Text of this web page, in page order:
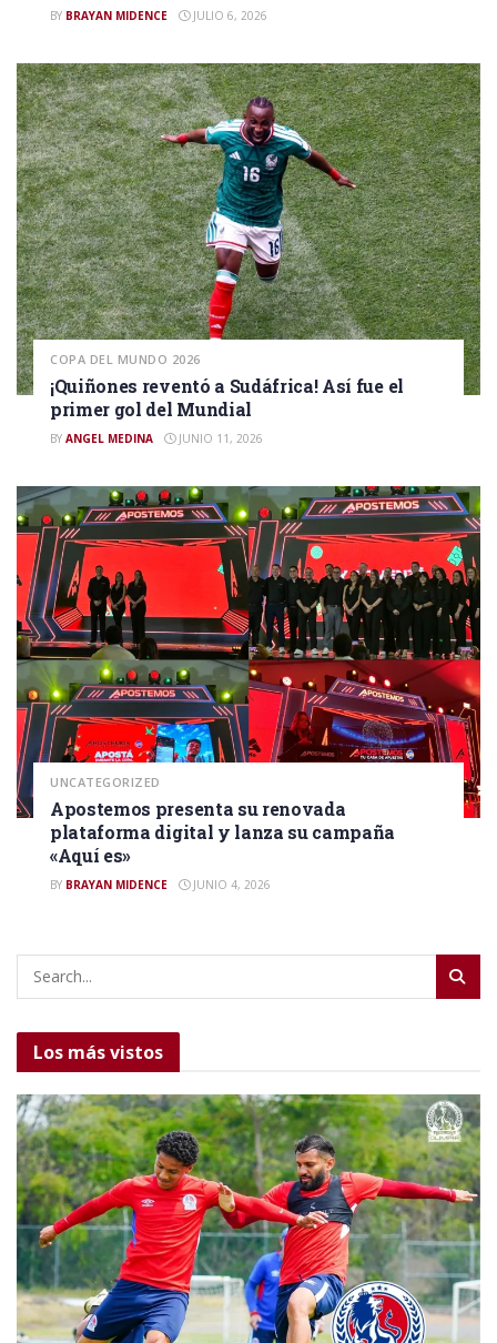
BY BRAYAN MIDENCE JULIO 6, 2026
COPA DEL MUNDO 2026
¡Quiñones reventó a Sudáfrica! Así fue el
primer gol del Mundial
BY ANGEL MEDINA JUNIO 11, 2026
UNCATEGORIZED
Apostemos presenta su renovada
plataforma digital y lanza su campaña
«Aquí es»
BY BRAYAN MIDENCE JUNIO 4, 2026
Los más vistos